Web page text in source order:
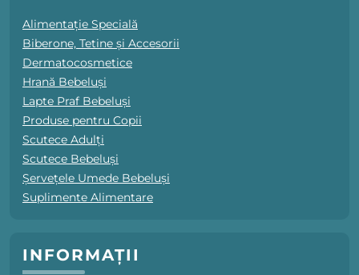
Alimentație Specială
Biberone, Tetine și Accesorii
Dermatocosmetice
Hrană Bebeluși
Lapte Praf Bebeluși
Produse pentru Copii
Scutece Adulți
Scutece Bebeluși
Șervețele Umede Bebeluși
Suplimente Alimentare
INFORMAȚII